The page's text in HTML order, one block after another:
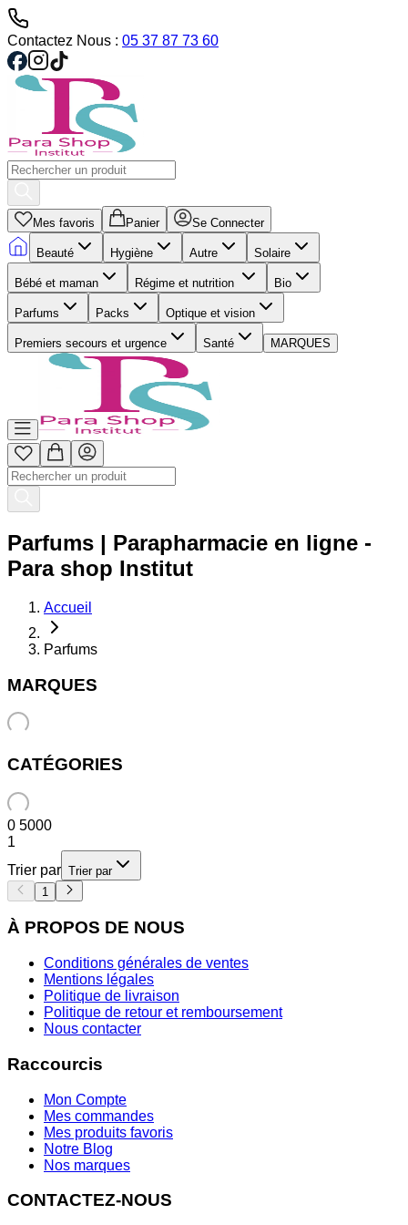
Contactez Nous : 05 37 87 73 60
Mes favoris Panier Se Connecter
Beauté Hygiène Autre Solaire
Bébé et maman Régime et nutrition Bio
Parfums Packs Optique et vision
Premiers secours et urgence Santé MARQUES
Parfums | Parapharmacie en ligne -
Para shop Institut
Accueil
Parfums
MARQUES
CATÉGORIES
0 5000
1
Trier par Trier par
1
À PROPOS DE NOUS
Conditions générales de ventes
Mentions légales
Politique de livraison
Politique de retour et remboursement
Nous contacter
Raccourcis
Mon Compte
Mes commandes
Mes produits favoris
Notre Blog
Nos marques
CONTACTEZ-NOUS